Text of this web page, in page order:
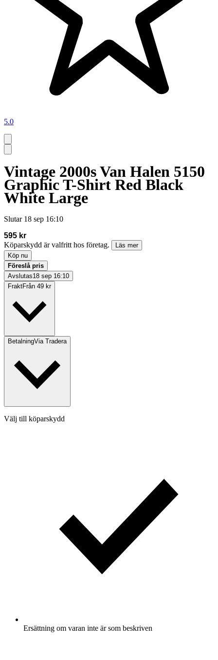
5.0
Vintage 2000s Van Halen 5150
Graphic T-Shirt Red Black
White Large
Slutar 18 sep 16:10
595 kr
Köparskydd är valfritt hos företag.
Läs mer
Köp nu
Föreslå pris
Avslutas18 sep 16:10
FraktFrån 49 kr
BetalningVia Tradera
Välj till köparskydd
Ersättning om varan inte är som beskriven